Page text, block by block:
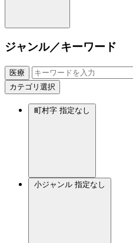
ジャンル／キーワード
医療
カテゴリ選択
町村字 指定なし
小ジャンル 指定なし